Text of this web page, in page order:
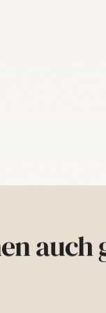
auch